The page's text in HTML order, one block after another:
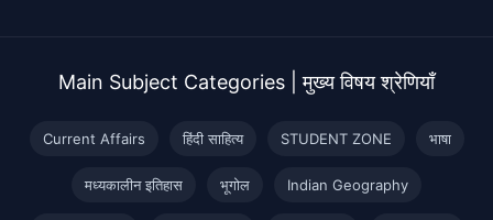
Main Subject Categories | मुख्य विषय श्रेणियाँ
Current Affairs हिंदी साहित्य STUDENT ZONE भाषा
मध्यकालीन इतिहास भूगोल Indian Geography